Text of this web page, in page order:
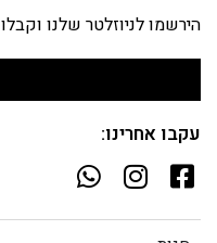
הירשמו לניוזלטר שלנו וקבלו
עקבו אחרינו: